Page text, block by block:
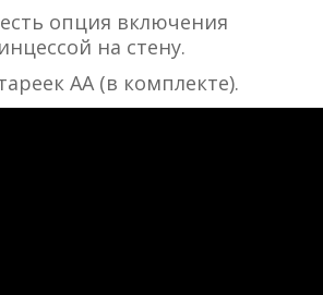
опция включения
на стену.
АА (в комплекте).